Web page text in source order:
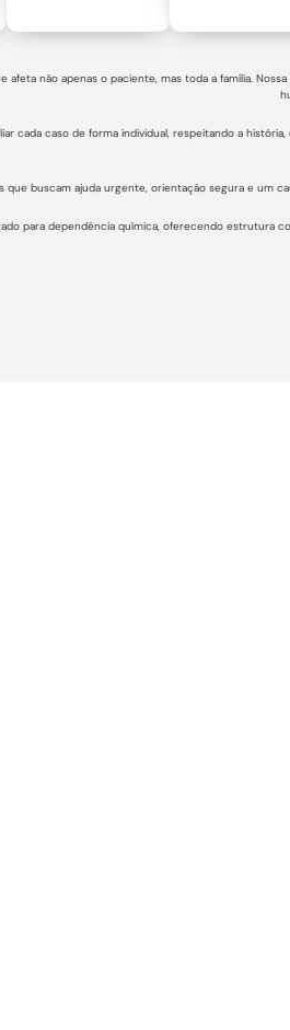
afeta não apenas o paciente, mas toda a família.
cada caso de forma individual, respeitando a
que buscam ajuda urgente, orientação segura e um
para dependência química, oferecendo estrutura